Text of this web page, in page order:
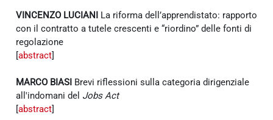
VINCENZO LUCIANI La riforma dell’apprendistato: rapporto
con il contratto a tutele crescenti e “riordino” delle fonti di
regolazione
[abstract]
MARCO BIASI Brevi riflessioni sulla categoria dirigenziale
all'indomani del Jobs Act
[abstract]